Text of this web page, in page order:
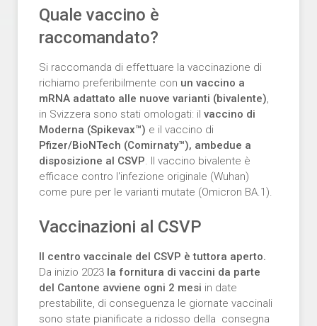
Quale vaccino è
raccomandato?
Si raccomanda di effettuare la vaccinazione di
richiamo preferibilmente con un vaccino a
mRNA adattato alle nuove varianti (bivalente),
in Svizzera sono stati omologati: il vaccino di
Moderna (Spikevax™) e il vaccino di
Pfizer/BioNTech (Comirnaty™), ambedue a
disposizione al CSVP. Il vaccino bivalente è
efficace contro l'infezione originale (Wuhan)
come pure per le varianti mutate (Omicron BA.1).
Vaccinazioni al CSVP
Il centro vaccinale del CSVP è tuttora aperto.
Da inizio 2023 la fornitura di vaccini da parte
del Cantone avviene ogni 2 mesi in date
prestabilite, di conseguenza le giornate vaccinali
sono state pianificate a ridosso della consegna